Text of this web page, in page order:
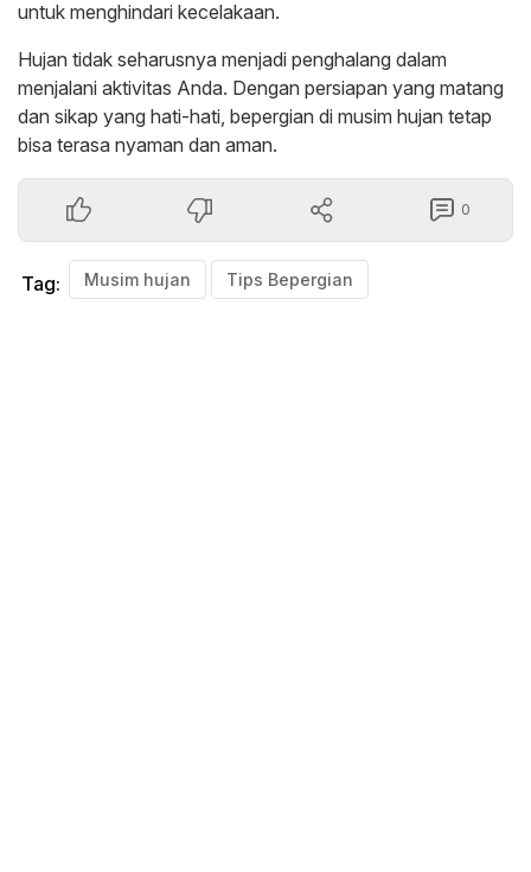
untuk menghindari kecelakaan.
Hujan tidak seharusnya menjadi penghalang dalam
menjalani aktivitas Anda. Dengan persiapan yang matang
dan sikap yang hati-hati, bepergian di musim hujan tetap
bisa terasa nyaman dan aman.
0
Tag: Musim hujan Tips Bepergian